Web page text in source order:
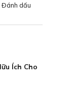
Đánh dấu
Ích Cho